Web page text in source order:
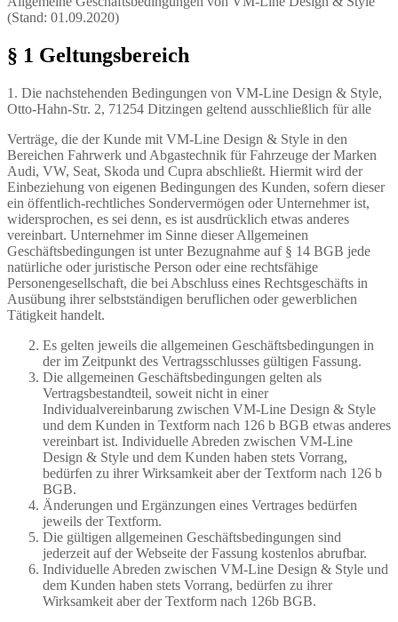
(Stand: 01.09.2020)
§ 1 Geltungsbereich
1. Die nachstehenden Bedingungen von VM-Line Design & Style,
Otto-Hahn-Str. 2, 71254 Ditzingen geltend ausschließlich für alle
Verträge, die der Kunde mit VM-Line Design & Style in den
Bereichen Fahrwerk und Abgastechnik für Fahrzeuge der Marken
Audi, VW, Seat, Skoda und Cupra abschließt. Hiermit wird der
Einbeziehung von eigenen Bedingungen des Kunden, sofern dieser
ein öffentlich-rechtliches Sondervermögen oder Unternehmer ist,
widersprochen, es sei denn, es ist ausdrücklich etwas anderes
vereinbart. Unternehmer im Sinne dieser Allgemeinen
Geschäftsbedingungen ist unter Bezugnahme auf § 14 BGB jede
natürliche oder juristische Person oder eine rechtsfähige
Personengesellschaft, die bei Abschluss eines Rechtsgeschäfts in
Ausübung ihrer selbstständigen beruflichen oder gewerblichen
Tätigkeit handelt.
Es gelten jeweils die allgemeinen Geschäftsbedingungen in
der im Zeitpunkt des Vertragsschlusses gültigen Fassung.
Die allgemeinen Geschäftsbedingungen gelten als
Vertragsbestandteil, soweit nicht in einer
Individualvereinbarung zwischen VM-Line Design & Style
und dem Kunden in Textform nach 126 b BGB etwas anderes
vereinbart ist. Individuelle Abreden zwischen VM-Line
Design & Style und dem Kunden haben stets Vorrang,
bedürfen zu ihrer Wirksamkeit aber der Textform nach 126 b
BGB.
Änderungen und Ergänzungen eines Vertrages bedürfen
jeweils der Textform.
Die gültigen allgemeinen Geschäftsbedingungen sind
jederzeit auf der Webseite der Fassung kostenlos abrufbar.
Individuelle Abreden zwischen VM-Line Design & Style und
dem Kunden haben stets Vorrang, bedürfen zu ihrer
Wirksamkeit aber der Textform nach 126b BGB.